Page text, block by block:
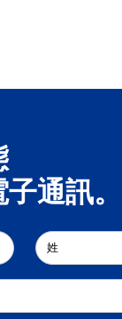
通訊。